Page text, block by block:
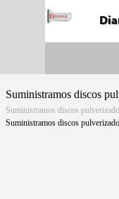
Suministramos discos
Suministramos discos
Suministramos discos